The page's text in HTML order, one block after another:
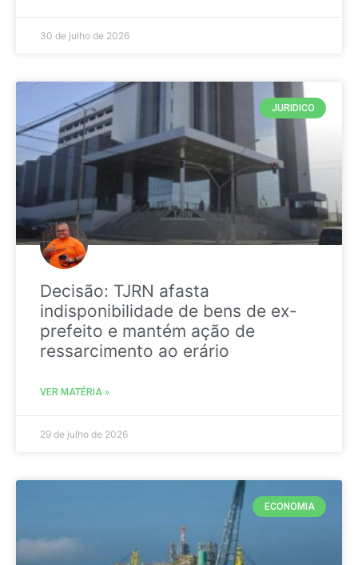
30 de julho de 2026
JURIDICO
Decisão: TJRN afasta
indisponibilidade de bens de ex-
prefeito e mantém ação de
ressarcimento ao erário
VER MATÉRIA »
29 de julho de 2026
ECONOMIA